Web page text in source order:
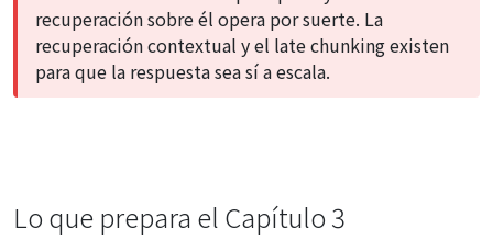
recuperación sobre él opera por suerte. La
recuperación contextual y el late chunking existen
para que la respuesta sea sí a escala.
Lo que prepara el Capítulo 3